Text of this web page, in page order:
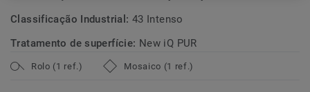
Classificação Industrial: 43 Intenso
Tratamento de superfície: New iQ PUR
Rolo (1 ref.) Mosaico (1 ref.)